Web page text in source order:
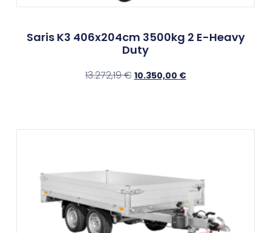
Saris K3 406x204cm 3500kg 2 E-Heavy
Duty
13.272,19€ 10.350,00 €